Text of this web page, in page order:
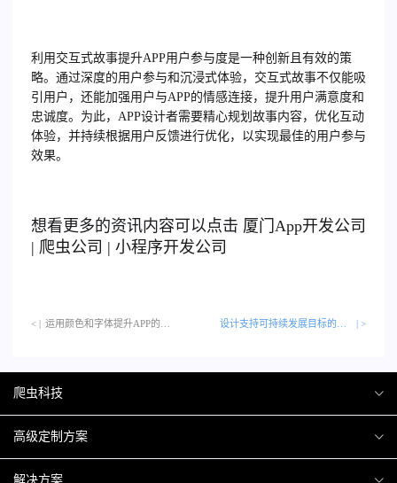
利用交互式故事提升APP用户参与度是一种创新且有效的策
略。通过深度的用户参与和沉浸式体验，交互式故事不仅能吸
引用户，还能加强用户与APP的情感连接，提升用户满意度和
忠诚度。为此，APP设计者需要精心规划故事内容，优化互动
体验，并持续根据用户反馈进行优化，以实现最佳的用户参与
效果。
想看更多的资讯内容可以点击 厦门 App开发公司
| 爬虫公司 | 小程序开发公司
< | | >
爬虫科技
爬虫案例
关于爬虫
高级定制方案
H5互动营销
解决方案